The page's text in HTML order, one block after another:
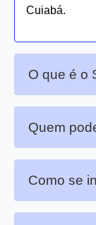
Cuiabá.
O que é o
Quem
Como se